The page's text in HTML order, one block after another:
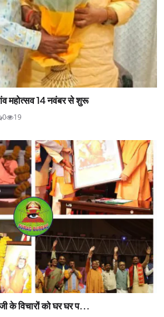
महोत्सव 14 नवंबर से शुरू
0 19
के विचारों को घर घर प...